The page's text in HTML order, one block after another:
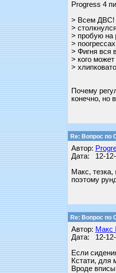
Progress 4
> Всем ДВС!
>
> пробую на
>
> Фигня вся
> кого
>
Почему
конечно, но
Re: Вопрос по
Автор:
Дата: 12-12-
Макс,
поэтому
Re: Вопрос по
Автор: Макс
Дата: 12-12-
Если
Кстати, для
Вроде